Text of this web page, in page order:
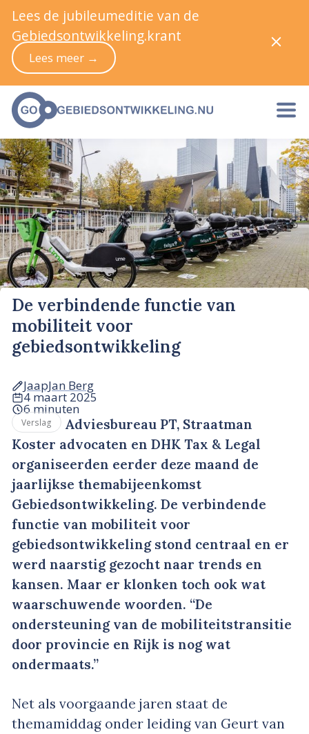
De verbindende functie van
mobiliteit voor
gebiedsontwikkeling
JaapJan Berg
4 maart 2025
6 minuten
Verslag
Adviesbureau PT, Straatman
Koster advocaten en DHK Tax & Legal
organiseerden eerder deze maand de
jaarlijkse themabijeenkomst
Gebiedsontwikkeling. De verbindende
functie van mobiliteit voor
gebiedsontwikkeling stond centraal en er
werd naarstig gezocht naar trends en
kansen. Maar er klonken toch ook wat
waarschuwende woorden. “De
ondersteuning van de mobiliteitstransitie
door provincie en Rijk is nog wat
ondermaats.”
Net als voorgaande jaren staat de
themamiddag onder leiding van Geurt van
Lees de jubileumeditie van de
Gebiedsontwikkeling.krant
Lees meer →